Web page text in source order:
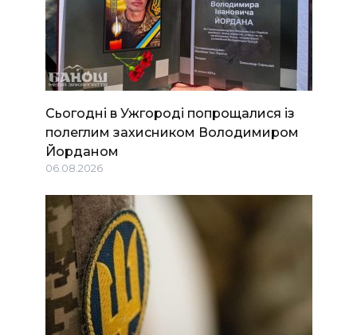
Сьогодні в Ужгороді попрощалися із
полеглим захисником Володимиром
Йорданом
06.08.2026